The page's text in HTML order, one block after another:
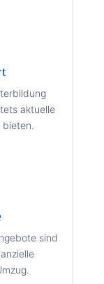
aktuelle
bieten.
sind